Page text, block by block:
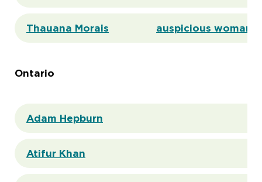
Thauana Morais auspicious woman
Ontario
Adam Hepburn
Atifur Khan